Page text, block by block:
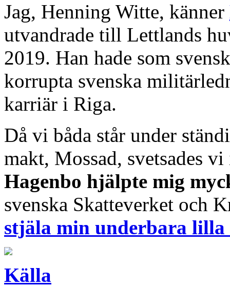
Jag, Henning Witte, känner
utvandrade till Lettlands
2019. Han hade som
korrupta svenska
karriär i Riga.
Då vi båda står under
makt, Mossad, svetsades
Hagenbo hjälpte mig
svenska Skatteverket och
stjäla min underbara lilla
Källa